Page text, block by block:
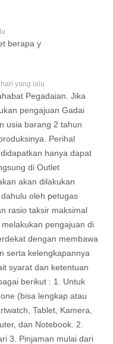
berapa y
yang lalu
Pegadaian. Jika
pengajuan Gadai
usia barang 2 tahun
Perihal
hanya dapat
di Outlet
akan dilakukan
oleh petugas
rasio taksir maksimal
pengajuan di
dengan membawa
serta kelengkapannya
syarat dan ketentuan
berikut : 1. Untuk
(bisa lengkap atau
Tablet, Kamera,
dan Notebook. 2.
3. Pinjaman mulai dari